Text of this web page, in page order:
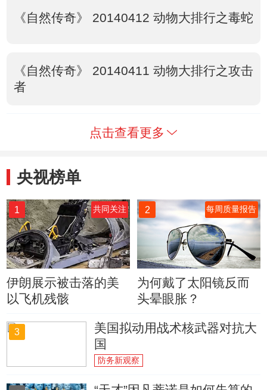
《自然传奇》 20140412 动物大排行之毒蛇
《自然传奇》 20140411 动物大排行之攻击
者
点击查看更多
央视榜单
1 共同关注
伊朗展示被击落的美
以飞机残骸
2 每周质量报告
为何戴了太阳镜反而
头晕眼胀？
3
美国拟动用战术核武器对抗大
国
防务新观察